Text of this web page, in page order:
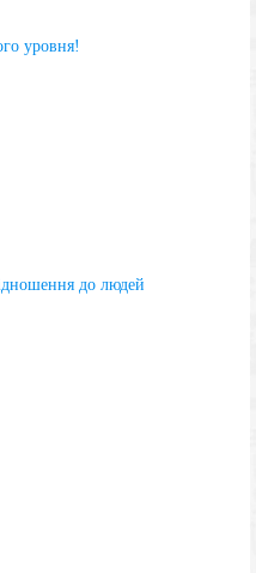
уровня!
до людей